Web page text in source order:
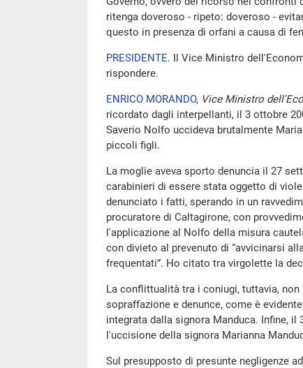
ritenga doveroso - ripeto: doveroso -
questo in presenza di orfani a causa di
PRESIDENTE. Il Vice Ministro
rispondere.
ENRICO MORANDO, Vice Ministro
ricordato dagli interpellanti, il 3 ottobre
Saverio Nolfo uccideva brutalmente
piccoli figli.
La moglie aveva sporto denuncia il 27
carabinieri di essere stata oggetto di
denunciato i fatti, sperando in un
procuratore di Caltagirone, con
l'applicazione al Nolfo della misura
con divieto al prevenuto di “avvicinarsi
frequentati”. Ho citato tra virgolette la
La conflittualità tra i coniugi, tuttavia,
sopraffazione e denunce, come è
integrata dalla signora Manduca. Infine,
l'uccisione della signora Marianna
Sul presupposto di presunte negligenze